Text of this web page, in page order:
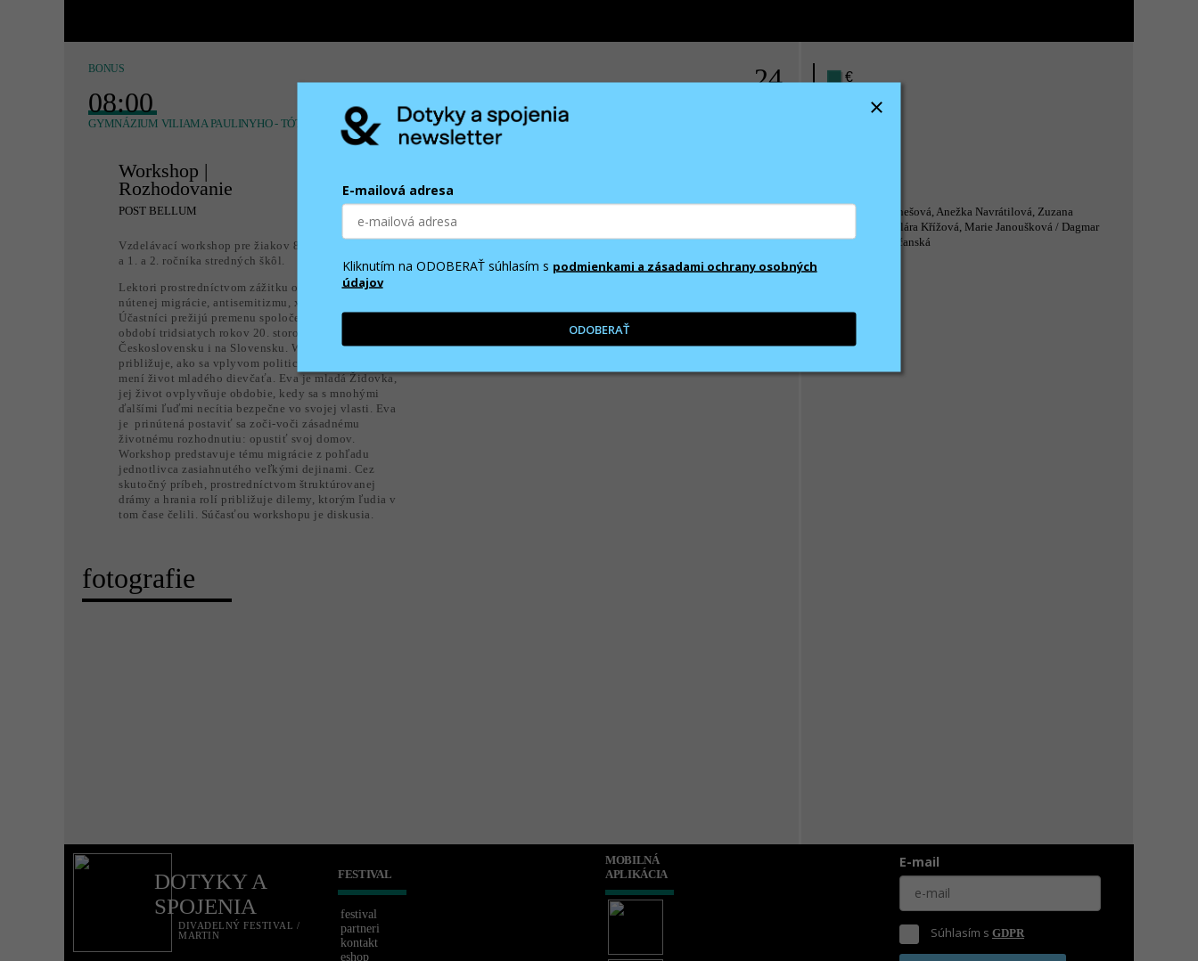
BONUS
08:00
GYMNÁZIUM VILIAMA PAULINYHO - TÓTHA | 240 MIN
24
Workshop |
Rozhodovanie
POST BELLUM
Vzdelávací workshop pre žiakov 8. a 9. ročníka ZŠ
a 1. a 2. ročníka stredných škôl.
Lektori prostredníctvom zážitku otvárajú tému
nútenej migrácie, antisemitizmu, xenofóbie.
Účastníci prežijú premenu spoločenskej atmosféry v
období tridsiatych rokov 20. storočia v
Československu i na Slovensku. Workshop
približuje, ako sa vplyvom politických podmienok
mení život mladého dievčaťa. Eva je mladá Židovka,
jej život ovplyvňuje obdobie, kedy sa s mnohými
ďalšími ľuďmi necítia bezpečne vo svojej vlasti. Eva
je prinútená postaviť sa zoči-voči zásadnému
životnému rozhodnutiu: opustiť svoj domov.
Workshop predstavuje tému migrácie z pohľadu
jednotlivca zasiahnutého veľkými dejinami. Cez
skutočný príbeh, prostredníctvom štruktúrovanej
drámy a hrania rolí približuje dilemy, ktorým ľudia v
tom čase čelili. Súčasťou workshopu je diskusia.
fotografie
Magdaléna Benešová, Anežka Navrátilová, Zuzana
Ouhrabková, Klára Křížová, Marie Janoušková / Dagmar
Kúdelová Kopčanská
DOTYKY A
SPOJENIA
DIVADELNÝ FESTIVAL /
MARTIN
FESTIVAL
festival
partneri
kontakt
eshop
MOBILNÁ
APLIKÁCIA
E-mail
Súhlasím s GDPR
E-mailová adresa
Kliknutím na ODOBERAŤ súhlasím s podmienkami a zásadami ochrany osobných
údajov
ODOBERAŤ